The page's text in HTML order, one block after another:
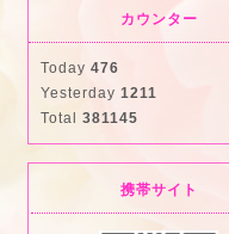
カウンター
Today 476
Yesterday 1211
Total 381145
携帯サイト